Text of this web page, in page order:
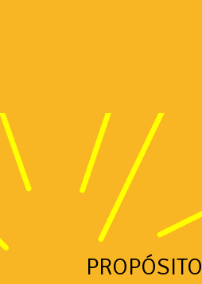
PROPÓSITO